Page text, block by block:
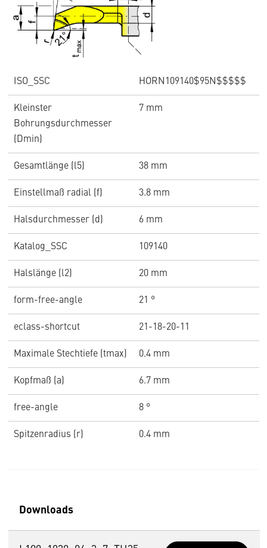
ISO_SSC HORN109140$95N$$$$$
Kleinster
Bohrungsdurchmesser
(Dmin)
7 mm
Gesamtlänge (l5) 38 mm
Einstellmaß radial (f) 3.8 mm
Halsdurchmesser (d) 6 mm
Katalog_SSC 109140
Halslänge (l2) 20 mm
form-free-angle 21 °
eclass-shortcut 21-18-20-11
Maximale Stechtiefe (tmax) 0.4 mm
Kopfmaß (a) 6.7 mm
free-angle 8 °
Spitzenradius (r) 0.4 mm
Downloads